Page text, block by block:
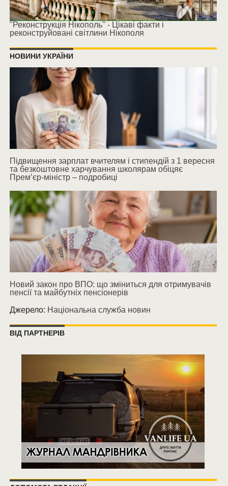
"Реконструкція Нікополь" - Цікаві факти і
реконструйовані світлини Нікополя
НОВИНИ УКРАЇНИ
Підвищення зарплат вчителям і стипендій з 1 вересня
та безкоштовне харчування школярам обіцяє
Прем’єр-міністр – подробиці
Новий закон про ВПО: що зміниться для отримувачів
пенсії та майбутніх пенсіонерів
Джерело: Національна служба новин
ВІД ПАРТНЕРІВ